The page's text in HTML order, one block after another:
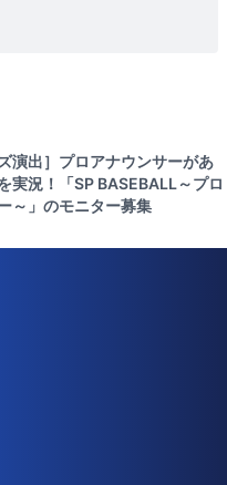
演出］プロアナウンサーがあ
実況！「SP BASEBALL～プロ
～」のモニター募集